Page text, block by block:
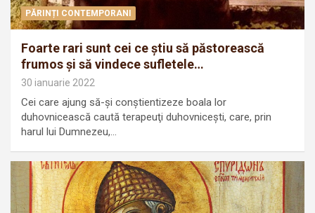
PĂRINȚI CONTEMPORANI
Foarte rari sunt cei ce ştiu să păstorească
frumos şi să vindece sufletele…
30 ianuarie 2022
Cei care ajung să-şi conştientizeze boala lor
duhovnicească caută terapeuţi duhovniceşti, care, prin
harul lui Dumnezeu,…